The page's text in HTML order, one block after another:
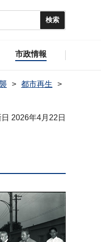
市政情報
都市再生
2026年4月22日